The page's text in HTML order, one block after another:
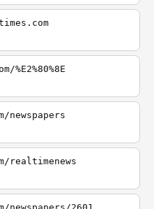
newspapers
realtimenews